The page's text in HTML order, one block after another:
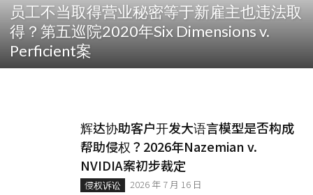
员工不当取得营业秘密等于新雇主也违法取
得？第五巡院2020年Six Dimensions v.
Perficient案
辉达协助客户开发大语言模型是否构成
帮助侵权？2026年Nazemian v.
NVIDIA案初步裁定
侵权诉讼 2026 年 7 月 16 日